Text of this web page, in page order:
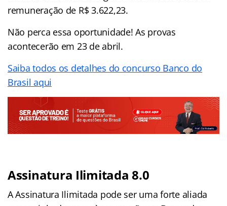
remuneração de R$ 3.622,23.
Não perca essa oportunidade! As provas
acontecerão em 23 de abril.
Saiba todos os detalhes do concurso Banco do
Brasil aqui
Assinatura Ilimitada 8.0
A Assinatura Ilimitada pode ser uma forte aliada